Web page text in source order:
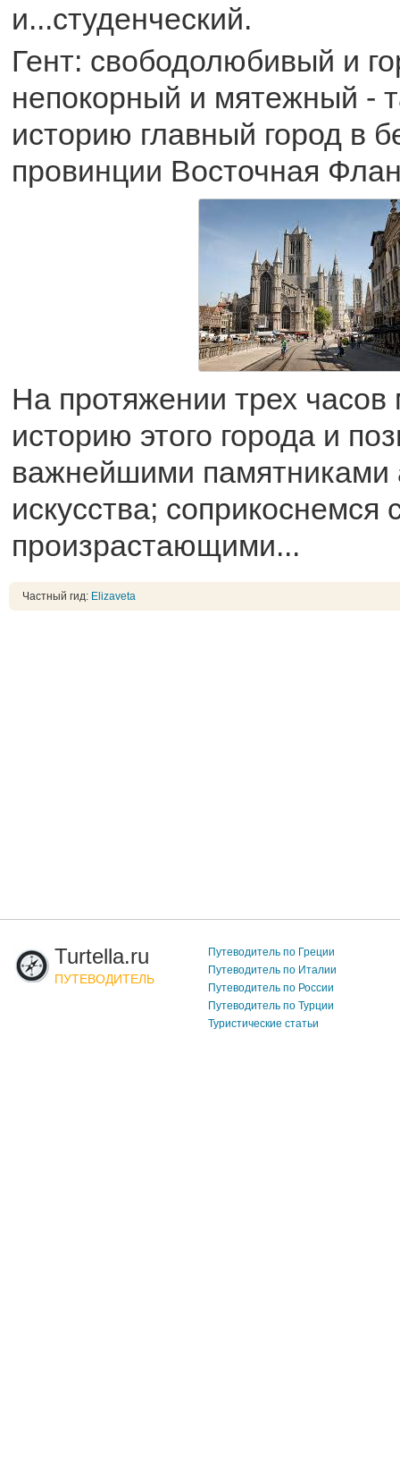
и...студенческий.
Гент: свободолюбивый и
непокорный и мятежный -
историю главный город в
провинции Восточная
На протяжении трех
историю этого города и
важнейшими памятниками
искусства; соприкоснемся
произрастающими...
Частный гид: Elizaveta
Turtella.ru
ПУТЕВОДИТЕЛЬ
Путеводитель по Греции
Путеводитель по Италии
Путеводитель по России
Путеводитель по Турции
Туристические статьи